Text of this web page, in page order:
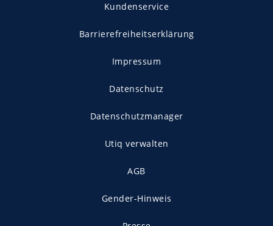
Kundenservice
Barrierefreiheitserklärung
Impressum
Datenschutz
Datenschutzmanager
Utiq verwalten
AGB
Gender-Hinweis